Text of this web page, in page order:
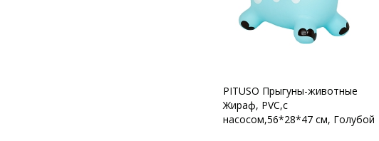
PITUSO Прыгуны-животные
Жираф, PVC,с
насосом,56*28*47 см, Голубой